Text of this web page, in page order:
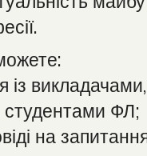
із викладачами,
студентами ФЛ;
на